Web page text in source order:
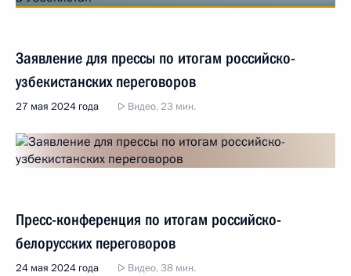
Заявление для прессы по итогам российско-
узбекистанских переговоров
27 мая 2024 года Видео, 23 мин.
Пресс-конференция по итогам российско-
белорусских переговоров
24 мая 2024 года Видео, 38 мин.